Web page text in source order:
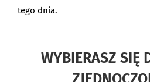
tego dnia.
WYBIERASZ SIĘ